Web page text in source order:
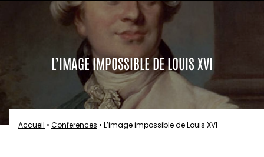
L’IMAGE IMPOSSIBLE DE LOUIS XVI
Accueil • Conferences • L’image impossible de Louis XVI